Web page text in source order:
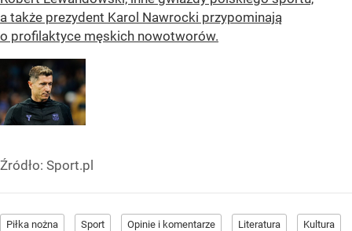
a także prezydent Karol Nawrocki przypominają
o profilaktyce męskich nowotworów.
Źródło: Sport.pl
Piłka nożna Sport Opinie i komentarze Literatura Kultura